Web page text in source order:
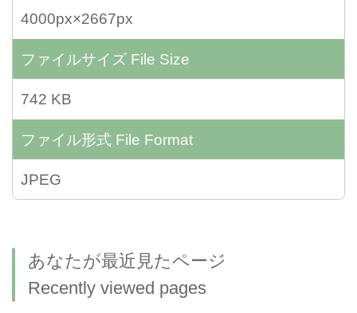
4000px×2667px
ファイルサイズ File Size
742 KB
ファイル形式 File Format
JPEG
あなたが最近見たページ
Recently viewed pages